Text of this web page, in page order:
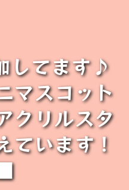
してます♪
マスコット
クリルスタ
ています！